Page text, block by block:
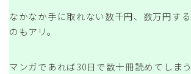
なかなか手に取れない数千円、数万円す
のもアリ。
マンガであれば30日で数十冊読めてしま